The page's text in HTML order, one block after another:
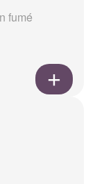
fumé